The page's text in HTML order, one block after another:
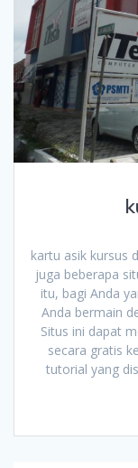
kartu asik kursus
juga beberapa
itu, bagi Anda
Anda bermain
Situs ini dapat
secara gratis
tutorial yang